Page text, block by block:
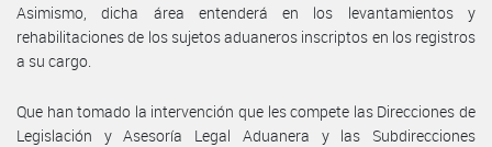
Asimismo, dicha área entenderá en los levantamientos y
rehabilitaciones de los sujetos aduaneros inscriptos en los registros
a su cargo.
Que han tomado la intervención que les compete las Direcciones de
Legislación y Asesoría Legal Aduanera y las Subdirecciones